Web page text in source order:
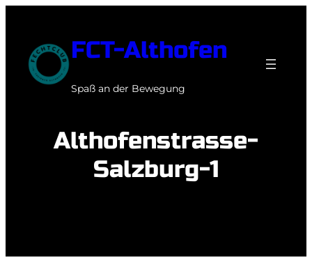
springen
FCT-Althofen
Spaß an der Bewegung
Althofenstrasse-
Salzburg-1